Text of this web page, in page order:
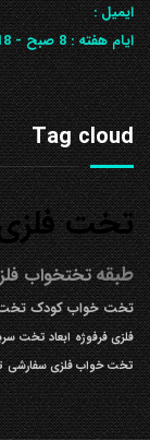
ایمیل :
ایام هفته :8 صبح - 18 عصر
Tag cloud
تخت
طبقه تختخواب
تخت خواب کودک
فلزی فرفوژه ابعاد تخت
تخت خواب فلزی سفارشی